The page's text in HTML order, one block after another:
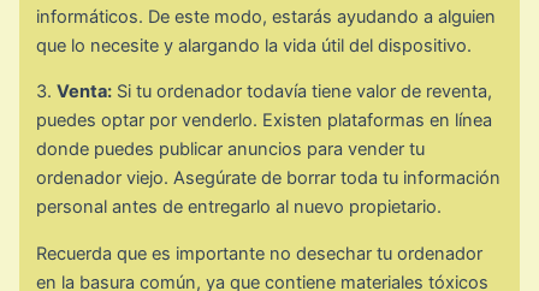
informáticos. De este modo, estarás ayudando a alguien
que lo necesite y alargando la vida útil del dispositivo.
3.Venta: Si tu ordenador todavía tiene valor de reventa,
puedes optar por venderlo. Existen plataformas en línea
donde puedes publicar anuncios para vender tu
ordenador viejo. Asegúrate de borrar toda tu información
personal antes de entregarlo al nuevo propietario.
Recuerda que es importante no desechar tu ordenador
en la basura común, ya que contiene materiales tóxicos